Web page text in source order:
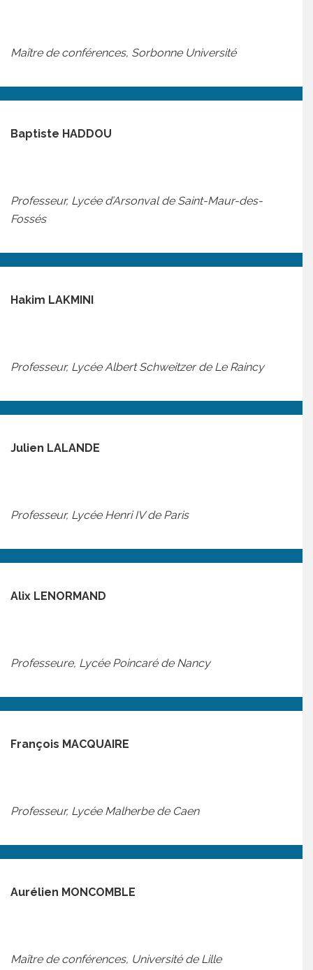
Maître de conférences, Sorbonne Université
Baptiste HADDOU
Professeur, Lycée d’Arsonval de Saint-Maur-des-
Fossés
Hakim LAKMINI
Professeur, Lycée Albert Schweitzer de Le Raincy
Julien LALANDE
Professeur, Lycée Henri IV de Paris
Alix LENORMAND
Professeure, Lycée Poincaré de Nancy
François MACQUAIRE
Professeur, Lycée Malherbe de Caen
Aurélien MONCOMBLE
Maître de conférences, Université de Lille